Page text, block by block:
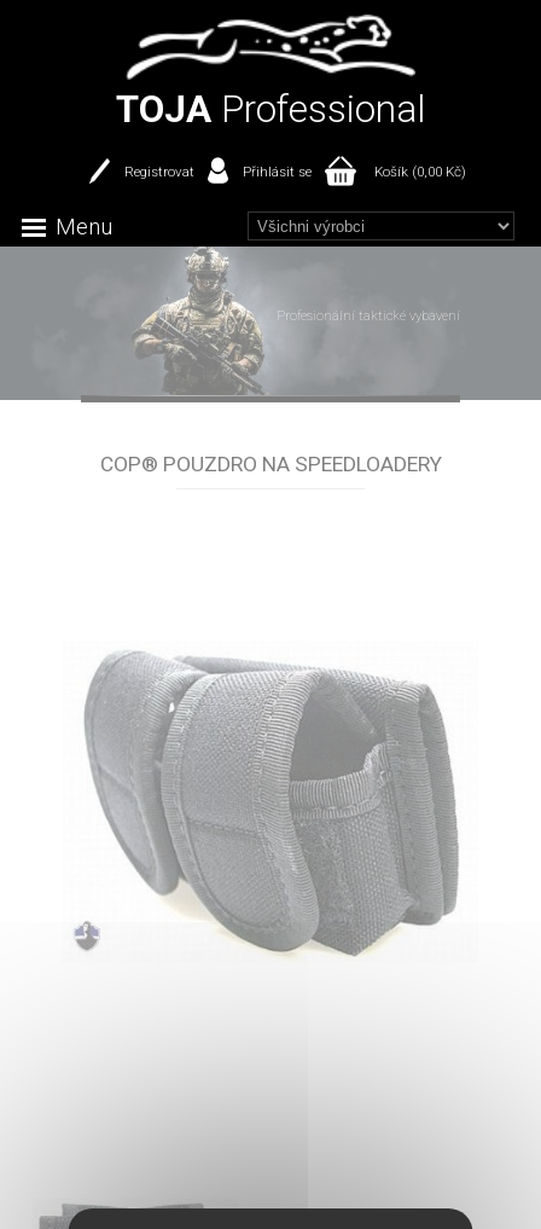
TOJA Professional
Registrovat Přihlásit se Košík (0,00 Kč)
Menu
Profesionální taktické vybavení
COP® POUZDRO NA SPEEDLOADERY